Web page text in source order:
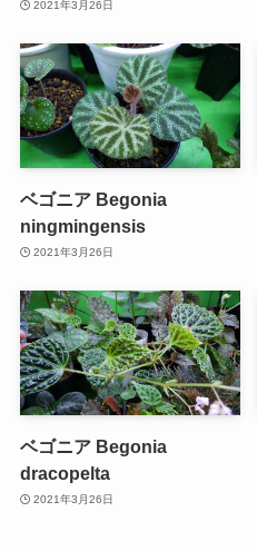
2021年3月26日
ベゴニア Begonia
ningmingensis
2021年3月26日
ベゴニア Begonia
dracopelta
2021年3月26日